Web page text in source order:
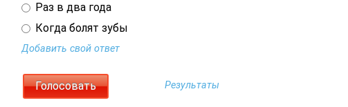
Раз в два года
Когда болят зубы
Добавить свой ответ
Результаты